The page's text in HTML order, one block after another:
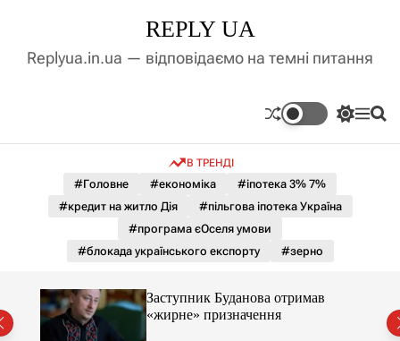
д
REPLY UA
Replyua.in.ua — відповідаємо на темні питання
П
м
к
к
ь
М П
В ТРЕНДІ
#Головне #економіка
#іпотека 3% 7%
#кредит на житло Дія
#пільгова іпотека Україна
#програма єОселя умови
#блокада українського експорту
#зерно
Заступник Буданова отримав
«жирне» призначення